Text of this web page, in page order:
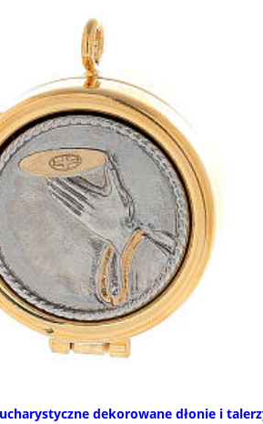
dekorowane dłonie i